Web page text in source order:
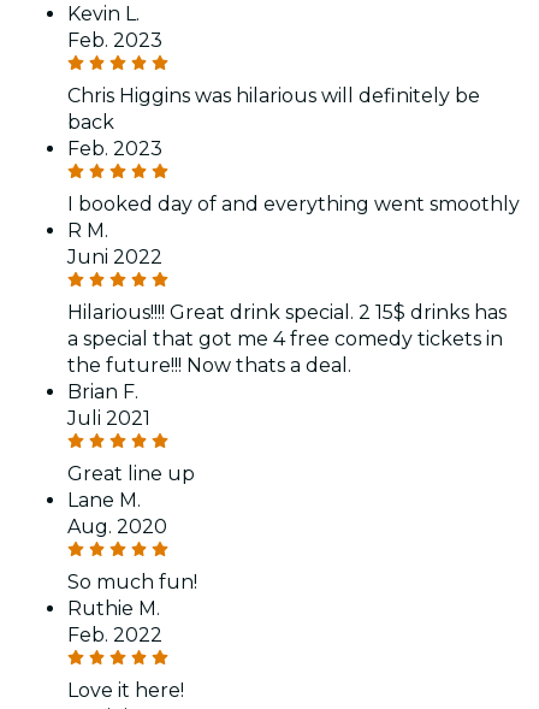
Kevin L.
Feb. 2023
Chris Higgins was hilarious will definitely be
back
Feb. 2023
I booked day of and everything went smoothly
R M.
Juni 2022
Hilarious!!!! Great drink special. 2 15$ drinks has
a special that got me 4 free comedy tickets in
the future!!! Now thats a deal.
Brian F.
Juli 2021
Great line up
Lane M.
Aug. 2020
So much fun!
Ruthie M.
Feb. 2022
Love it here!